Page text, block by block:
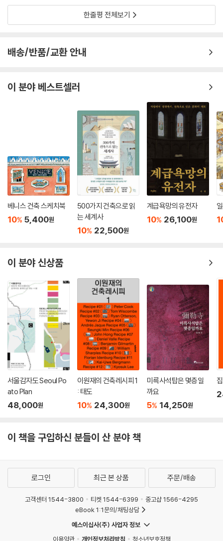
한줄평 전체보기
배송/반품/교환 안내
이 분야 베스트셀러
베니스 건축 스케치북
10% 5,400원
500가지 건축으로 읽
는 세계사
10% 22,500원
계급욕망의 유전자
10% 26,100원
이 분야 신상품
서울감자도 Seoul Po
ato Plan
48,000원
이원재의 건축레시피 1
: 태도
10% 24,300원
미륵사석탑은 몇층일
까요
5% 14,250원
이 책을 구입하신 분들이 산 분야 책
로그인 최근 본 상품 주문/배송
고객센터 1544-3800 티켓 1544-6399
중고샵 1566-4295
eBook 1:1문의/채팅상담
예스이십사(주) 사업자 정보
이용약관
개인정보처리방침 청소년보호정책